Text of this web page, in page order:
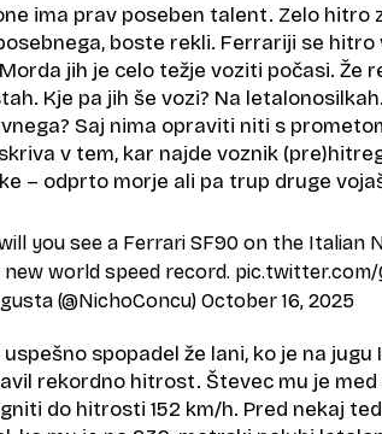
ima prav poseben talent. Zelo hitro
boste rekli. Ferrariji se
jih je celo težje voziti počasi. Že
Kje pa jih še vozi? Na
Saj nima opraviti niti s
v tem, kar najde voznik
– odprto morje ali pa trup druge
you see a Ferrari SF90 on the Italian
world speed record. pic.twitter.com/
(@NichoConcu) October 16, 2025
spopadel že lani, ko je na jugu
rekordno hitrost. Števec mu je med
do hitrosti 152 km/h. Pred nekaj